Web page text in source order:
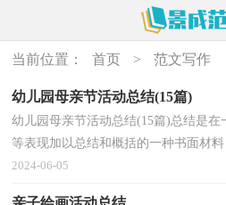
当前位置： 首页 > 范文写作
幼儿园母亲节活动总结(15篇)
幼儿园母亲节活动总结(15篇)总结是
等表现加以总结和概括的一种书面材
们好好写一份总结吧。总结一般是怎么
2024-06-05